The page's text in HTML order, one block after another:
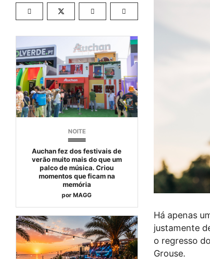
NOITE
Auchan fez dos festivais de
verão muito mais do que um
palco de música. Criou
momentos que ficam na
memória
por MAGG
Há apenas
justamente
o regresso
Grouse.